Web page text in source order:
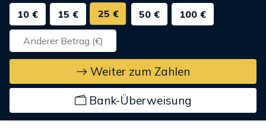
10 €
15 € 25 € 50 € 100 €
Weiter zum Zahlen
Bank-Überweisung